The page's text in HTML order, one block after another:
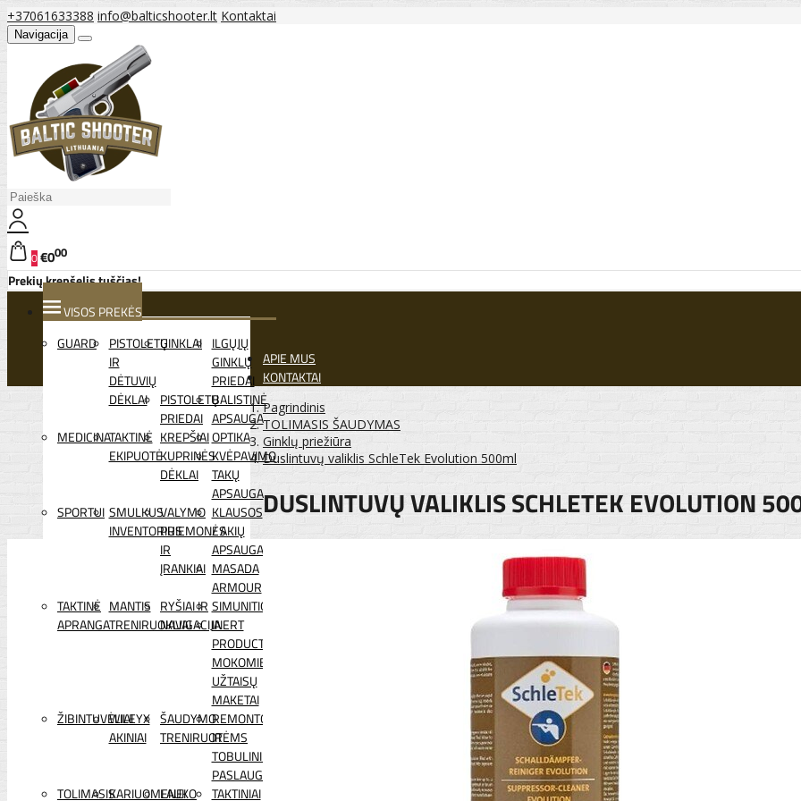
+37061633388 info@balticshooter.lt Kontaktai
Navigacija
0€000
Prekių krepšelis tuščias!
VISOS PREKĖS
GUARD
PISTOLETŲ
IR
DĖTUVIŲ
DĖKLAI
GINKLAI ILGŲJŲ
GINKLŲ
PRIEDAI
PISTOLETŲ
PRIEDAI
BALISTINĖ
APSAUGA
MEDICINATAKTINĖ
EKIPUOTĖ
KREPŠIAI
KUPRINĖS
DĖKLAI
OPTIKA
KVĖPAVIMO
TAKŲ
APSAUGA
SPORTUI SMULKUS
INVENTORIUS
VALYMO
PRIEMONĖS
IR
ĮRANKIAI
KLAUSOS
/ AKIŲ
APSAUGA
MASADA
ARMOUR
TAKTINĖ
APRANGA
MANTIS
TRENIRUOKLIAI
RYŠIAI IR
NAVIGACIJA
SIMUNITION
INERT
PRODUCTS
MOKOMIEJI
UŽTAISŲ
MAKETAI
ŽIBINTUVĖLIAI
WILEYX
AKINIAI
ŠAUDYMO
TRENIRUOTĖMS
REMONTO
IR
TOBULINIMO
PASLAUGOS
TOLIMASISKARIUOMENEI
LAUKO TAKTINIAI
APIE MUS
KONTAKTAI
Pagrindinis
TOLIMASIS ŠAUDYMAS
Ginklų priežiūra
Duslintuvų valiklis SchleTek Evolution 500ml
DUSLINTUVŲ VALIKLIS SCHLETEK EVOLUTION